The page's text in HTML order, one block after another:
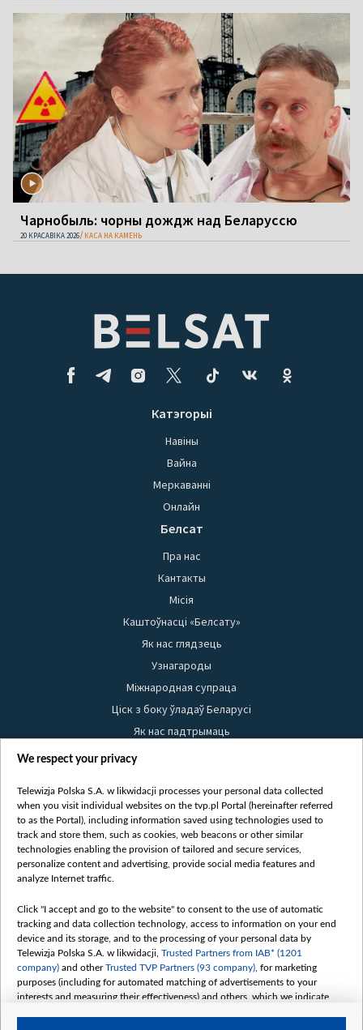
Чарнобыль: чорны дождж над Беларуссю
20 КРАСАВІКА 2026 КАСА НА КАМЕНЬ
Катэгорыі
Навіны
Вайна
Меркаванні
Онлайн
Белсат
Пра нас
Кантакты
Місія
Каштоўнасці «Белсату»
Як нас глядзець
Узнагароды
Міжнародная супраца
Ціск з боку ўладаў Беларусі
Як нас падтрымаць
Правілы выкарыстання матэрыялаў
Бяспека
Youtube
Белсат news
Белсат Shorts
Жэстачайшы мульт
Belsat English
Biełsat PL
Белсат Now
Белсат History
Белсат Music
We respect your privacy
Telewizja Polska S.A. w likwidacji processes your personal data collected
when you visit individual websites on the tvp.pl Portal (hereinafter referred
to as the Portal), including information saved using technologies used to
track and store them, such as cookies, web beacons or other similar
technologies enabling the provision of tailored and secure services,
personalize content and advertising, provide social media features and
analyze Internet traffic.
Click "I accept and go to the website" to consent to the use of automatic
tracking and data collection technology, access to information on your end
device and its storage, and to the processing of your personal data by
Telewizja Polska S.A. w likwidacji, Trusted Partners from IAB* (1201
company) and otherTrusted TVP Partners (93 company) , for marketing
purposes (including for automated matching of advertisements to your
interests and measuring their effectiveness) and others, which we indicate